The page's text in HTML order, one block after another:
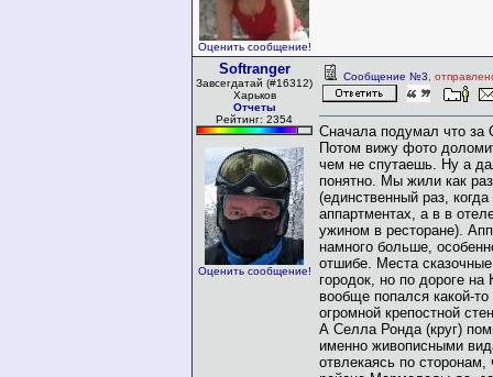
Оценить сообщение!
Softranger
Завсегдатай (#16312)
Харьков
Отчеты
Рейтинг: 2354
Оценить сообщение!
Сообщение №3 ,
Сначала подумал что за
Потом вижу фото
чем не спутаешь. Ну а
понятно. Мы жили как
(единственный раз,
аппартментах, а в в
ужином в ресторане).
намного больше,
отшибе. Места
городок, но по дороге
вообще попался какой-
огромной крепостной
А Селла Ронда (круг)
именно живописными
отвлекаясь по